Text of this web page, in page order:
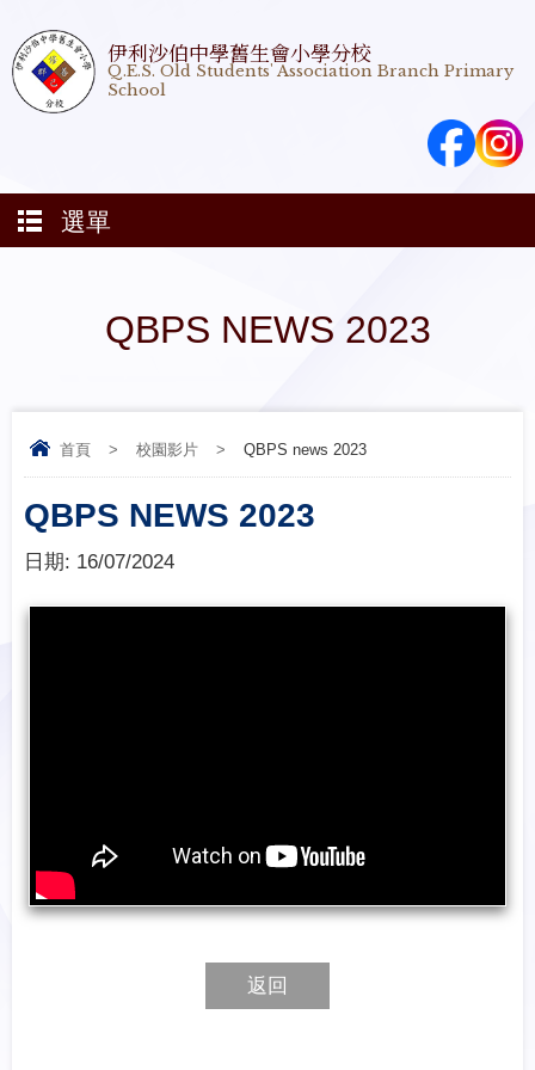
伊利沙伯中學舊生會小學分校
Q.E.S. Old Students' Association Branch Primary
School
選單
QBPS NEWS 2023
首頁 > 校園影片 > QBPS news 2023
QBPS NEWS 2023
日期: 16/07/2024
返回